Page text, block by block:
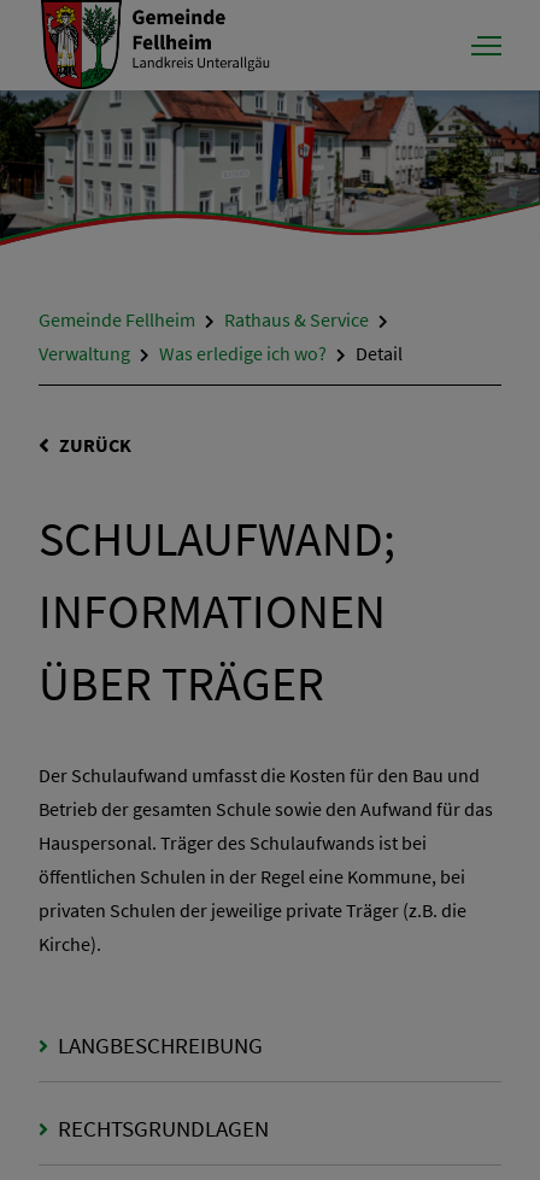
Gemeinde Fellheim
Rathaus & Service
Verwaltung
Was erledige ich wo? Detail
ZURÜCK
SCHULAUFWAND;
INFORMATIONEN
ÜBER TRÄGER
Der Schulaufwand umfasst die Kosten für den Bau und
Betrieb der gesamten Schule sowie den Aufwand für das
Hauspersonal. Träger des Schulaufwands ist bei
öffentlichen Schulen in der Regel eine Kommune, bei
privaten Schulen der jeweilige private Träger (z.B. die
Kirche).
LANGBESCHREIBUNG
RECHTSGRUNDLAGEN